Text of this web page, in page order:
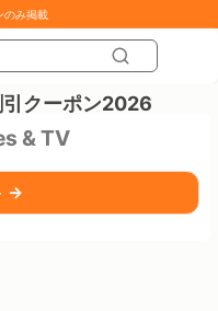
のみ掲載
引クーポン2026
& TV
→